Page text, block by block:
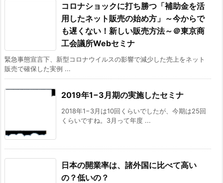
コロナショックに打ち勝つ「補助金を活
用したネット販売の始め方」～今からで
も遅くない！新しい販売方法～＠東京商
工会議所Webセミナ
緊急事態宣言下、新型コロナウイルスの影響で減少した売上をネット
販売で確保した実例 ...
2019年1−3月期の実施したセミナ
2018年1−3月は10回くらいでしたが、今期は25回
くらいですね。3月って年度 ...
日本の開業率は、諸外国に比べて高い
の？低いの？